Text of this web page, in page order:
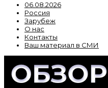
06.08.2026
Россия
Зарубеж
О нас
Контакты
Ваш материал в СМИ